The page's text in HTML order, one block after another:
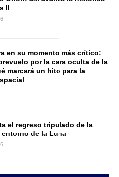
II
en su momento más crítico:
por la cara oculta de la
marcará un hito para la
el regreso tripulado de la
entorno de la Luna